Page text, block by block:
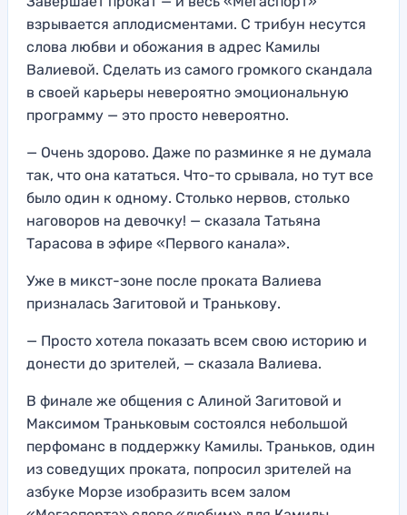
взрывается аплодисментами. С трибун несутся
слова любви и обожания в адрес Камилы
Валиевой. Сделать из самого громкого скандала
в своей карьеры невероятно эмоциональную
программу — это просто невероятно.
— Очень здорово. Даже по разминке я не думала
так, что она кататься. Что-то срывала, но тут все
было один к одному. Столько нервов, столько
наговоров на девочку! — сказала Татьяна
Тарасова в эфире «Первого канала».
Уже в микст-зоне после проката Валиева
призналась Загитовой и Транькову.
— Просто хотела показать всем свою историю и
донести до зрителей, — сказала Валиева.
В финале же общения с Алиной Загитовой и
Максимом Траньковым состоялся небольшой
перфоманс в поддержку Камилы. Траньков, один
из соведущих проката, попросил зрителей на
азбуке Морзе изобразить всем залом